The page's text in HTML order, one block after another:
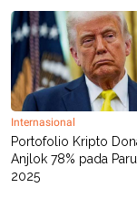
Internasional
Portofolio Kripto
Anjlok 78% pada
2025